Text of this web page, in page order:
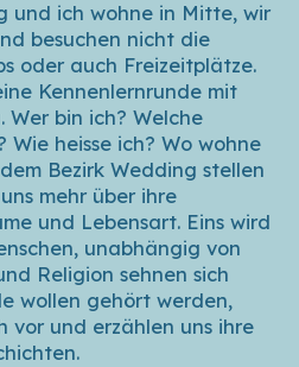
und ich wohne in Mitte, wir
besuchen nicht die
oder auch Freizeitplätze.
Kennenlernrunde mit
Wer bin ich? Welche
Wie heisse ich? Wo wohne
Bezirk Wedding stellen
mehr über ihre
und Lebensart. Eins wird
unabhängig von
Religion sehnen sich
wollen gehört werden,
vor und erzählen uns ihre